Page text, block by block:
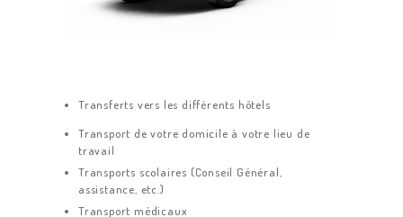
Transferts vers les différents hôtels
Transport de votre domicile à votre lieu de
travail
Transports scolaires (Conseil Général,
assistance, etc.)
Transport médicaux